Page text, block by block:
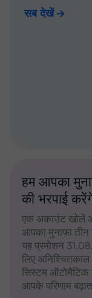
सब देखें
हम आपका
की भरपाई
एक अकाउंट खोलें
आपका मुनाफा तीन
यह प्रमोशन
लिए
सिस्टम
आपके परिणाम